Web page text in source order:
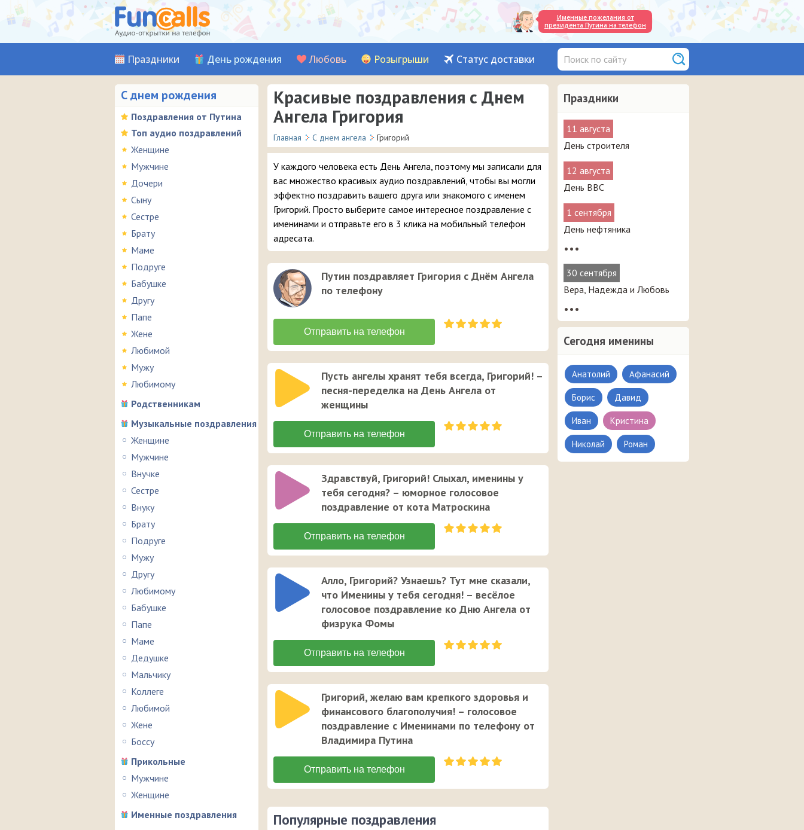
Именные пожелания от
президента Путина на телефон
Праздники День рождения Любовь Розыгрыши Статус доставки
С днем рождения
Поздравления от Путина
Топ аудио поздравлений
Женщине
Мужчине
Дочери
Сыну
Сестре
Брату
Маме
Подруге
Бабушке
Другу
Папе
Жене
Любимой
Мужу
Любимому
Родственникам
Музыкальные поздравления
Женщине
Мужчине
Внучке
Сестре
Внуку
Брату
Подруге
Мужу
Другу
Любимому
Бабушке
Папе
Маме
Дедушке
Мальчику
Коллеге
Любимой
Жене
Боссу
Прикольные
Мужчине
Женщине
Именные поздравления
Праздники
11 августа
День строителя
12 августа
День ВВС
1 сентября
День нефтяника
•••
30 сентября
Вера, Надежда и Любовь
•••
Сегодня именины
Анатолий Афанасий
Борис Давид
Иван Кристина
Николай Роман
Красивые поздравления с Днем
Ангела Григория
Главная С днем ангела Григорий
У каждого человека есть День Ангела, поэтому мы записали для
вас множество красивых аудио поздравлений, чтобы вы могли
эффектно поздравить вашего друга или знакомого с именем
Григорий. Просто выберите самое интересное поздравление с
именинами и отправьте его в 3 клика на мобильный телефон
адресата.
Путин поздравляет Григория с Днём Ангела
по телефону
Пусть ангелы хранят тебя всегда, Григорий! –
песня-переделка на День Ангела от
женщины
Здравствуй, Григорий! Слыхал, именины у
тебя сегодня? – юморное голосовое
поздравление от кота Матроскина
Алло, Григорий? Узнаешь? Тут мне сказали,
что Именины у тебя сегодня! – весёлое
голосовое поздравление ко Дню Ангела от
физрука Фомы
Григорий, желаю вам крепкого здоровья и
финансового благополучия! – голосовое
поздравление с Именинами по телефону от
Владимира Путина
Популярные поздравления